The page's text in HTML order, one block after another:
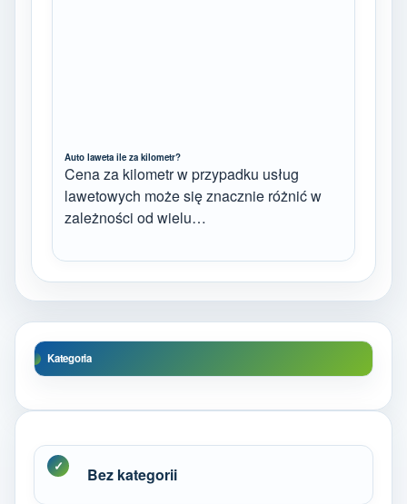
Auto laweta ile za kilometr?
Cena za kilometr w przypadku usług
lawetowych może się znacznie różnić w
zależności od wielu…
Kategoria
Bez kategorii